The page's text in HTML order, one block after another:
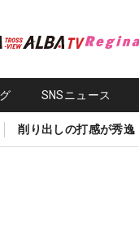
SNSニュース
削り出しの打感が秀